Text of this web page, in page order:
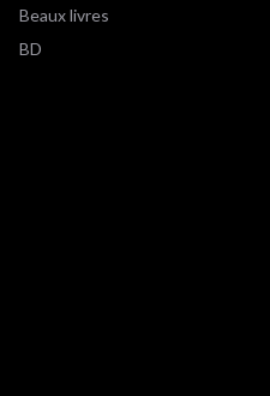
Beaux livres
BD